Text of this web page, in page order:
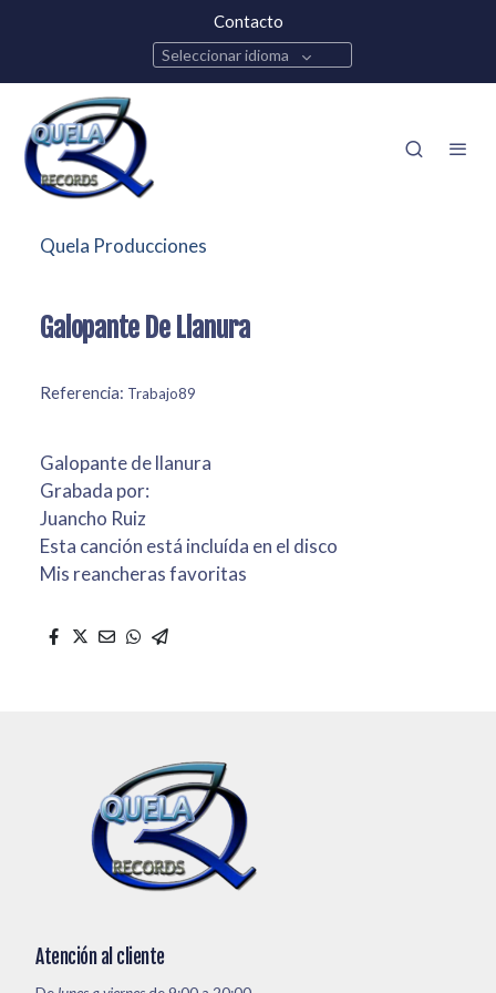
Contacto
Seleccionar idioma
Quela Producciones
Galopante De Llanura
Referencia: Trabajo89
Galopante de llanura
Grabada por:
Juancho Ruiz
Esta canción está incluída en el disco
Mis reancheras favoritas
Atención al cliente